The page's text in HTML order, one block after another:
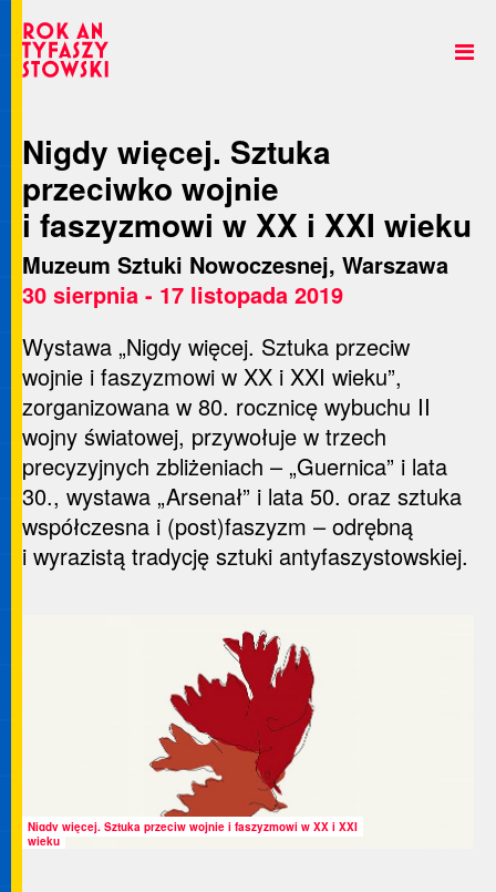
Nigdy więcej. Sztuka
przeciwko wojnie
i faszyzmowi w XX i XXI wieku
Muzeum Sztuki Nowoczesnej, Warszawa
30 sierpnia - 17 listopada 2019
Wystawa „Nigdy więcej. Sztuka przeciw
wojnie i faszyzmowi w XX i XXI wieku”,
zorganizowana w 80. rocznicę wybuchu II
wojny światowej, przywołuje w trzech
precyzyjnych zbliżeniach – „Guernica” i lata
30., wystawa „Arsenał” i lata 50. oraz sztuka
współczesna i (post)faszyzm – odrębną
i wyrazistą tradycję sztuki antyfaszystowskiej.
Nigdy więcej. Sztuka przeciw wojnie i faszyzmowi w XX i XXI
wieku